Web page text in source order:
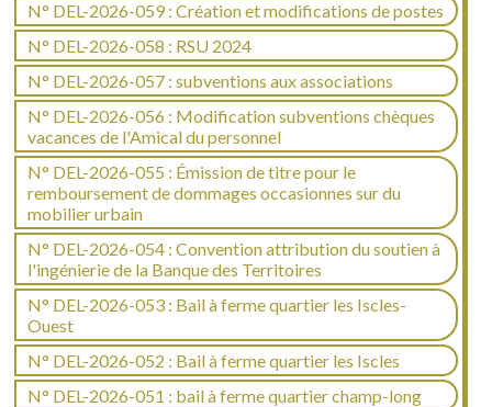
N° DEL-2026-059 : Création et modifications de postes
N° DEL-2026-058 : RSU 2024
N° DEL-2026-057 : subventions aux associations
N° DEL-2026-056 : Modification subventions chèques
vacances de l'Amical du personnel
N° DEL-2026-055 : Émission de titre pour le
remboursement de dommages occasionnes sur du
mobilier urbain
N° DEL-2026-054 : Convention attribution du soutien à
l'ingénierie de la Banque des Territoires
N° DEL-2026-053 : Bail à ferme quartier les Iscles-
Ouest
N° DEL-2026-052 : Bail à ferme quartier les Iscles
N° DEL-2026-051 : bail à ferme quartier champ-long